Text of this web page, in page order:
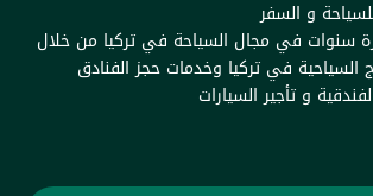
و السفر
سنوات في مجال السياحة في تركيا من خلال
السياحية في تركيا وخدمات حجز الفنادق
و تأجير السيارات